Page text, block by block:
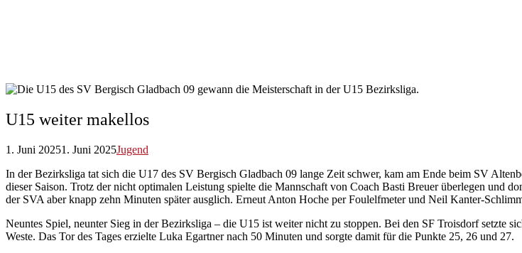
U15 weiter makellos
1. Juni 20251. Juni 2025Jugend
In der Bezirksliga tat sich die U17 des SV Bergisch Gladbach 09 lange Zeit schwer, kam am Ende beim SV
dieser Saison. Trotz der nicht optimalen Leistung spielte die Mannschaft von Coach Basti Breuer überlegen und
der SVA aber knapp zehn Minuten später ausglich. Erneut Anton Hoche per Foulelfmeter und Neil Kanter-
Neuntes Spiel, neunter Sieg in der Bezirksliga – die U15 ist weiter nicht zu stoppen. Bei den SF Troisdorf setzte
Weste. Das Tor des Tages erzielte Luka Egartner nach 50 Minuten und sorgte damit für die Punkte 25, 26 und 27.